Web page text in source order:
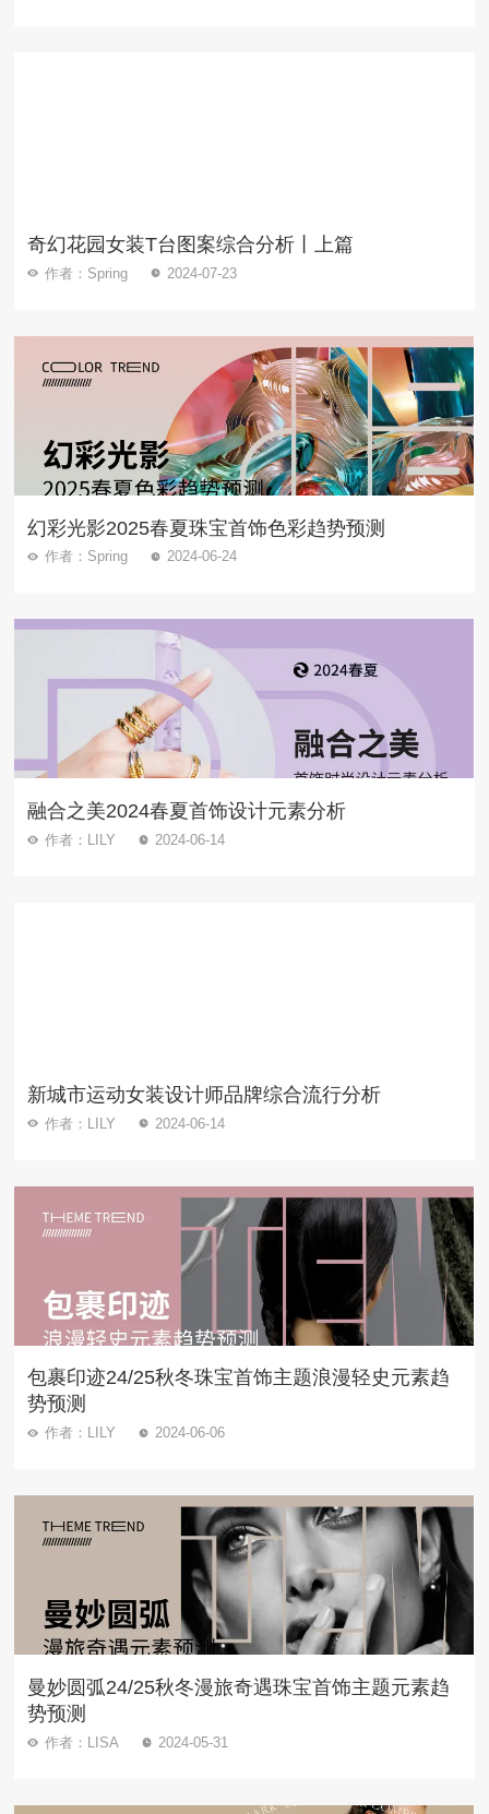
奇幻花园女装T台图案综合分析丨上篇
作者：Spring 2024-07-23
幻彩光影2025春夏珠宝首饰色彩趋势预测
作者：Spring 2024-06-24
融合之美2024春夏首饰设计元素分析
作者：LILY 2024-06-14
新城市运动女装设计师品牌综合流行分析
作者：LILY 2024-06-14
包裹印迹24/25秋冬珠宝首饰主题浪漫轻史元素趋
势预测
作者：LILY 2024-06-06
曼妙圆弧24/25秋冬漫旅奇遇珠宝首饰主题元素趋
势预测
作者：LISA 2024-05-31